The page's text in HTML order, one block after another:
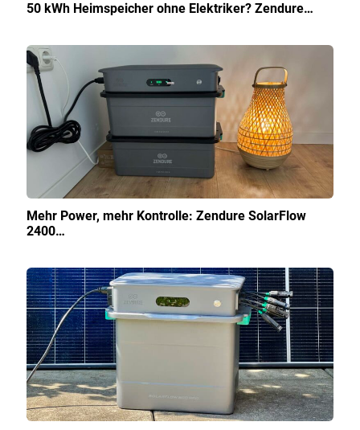
50 kWh Heimspeicher ohne Elektriker? Zendure…
Mehr Power, mehr Kontrolle: Zendure SolarFlow
2400…